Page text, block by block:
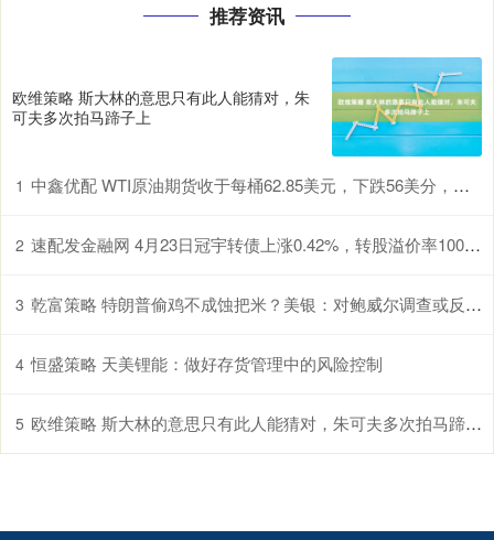
推荐资讯
欧维策略 斯大林的意思只有此人能猜对，朱
可夫多次拍马蹄子上
1 中鑫优配 WTI原油期货收于每桶62.85美元，下跌56美分，跌幅0.88%
2 速配发金融网 4月23日冠宇转债上涨0.42%，转股溢价率100.46%
3 乾富策略 特朗普偷鸡不成蚀把米？美银：对鲍威尔调查或反而加大降息阻力
4 恒盛策略 天美锂能：做好存货管理中的风险控制
5 欧维策略 斯大林的意思只有此人能猜对，朱可夫多次拍马蹄子上